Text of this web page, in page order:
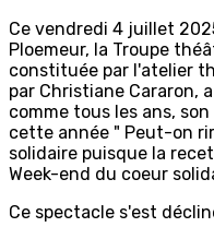
Ce vendredi 4 juillet
Ploemeur, la Troupe
constituée par l'atelier
par Christiane Cararon,
comme tous les ans,
cette année " Peut-on
solidaire puisque la
Week-end du coeur
Ce spectacle s'est